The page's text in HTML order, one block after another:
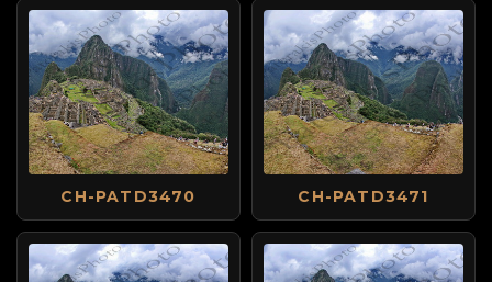
CH-PATD3470 CH-PATD3471